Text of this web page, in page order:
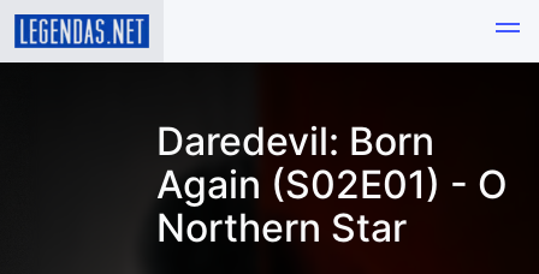
Daredevil: Born
Again (S02E01) - O
Northern Star